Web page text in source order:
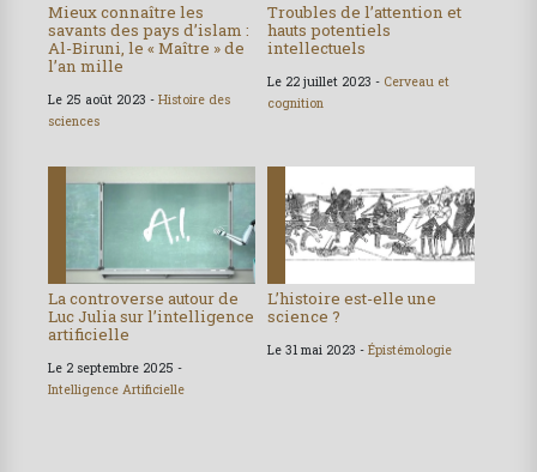
Mieux connaître les
savants des pays d’islam :
Al-Biruni, le « Maître » de
l’an mille
Le 25 août 2023 - Histoire des
sciences
Troubles de l’attention et
hauts potentiels
intellectuels
Le 22 juillet 2023 - Cerveau et
cognition
La controverse autour de
Luc Julia sur l’intelligence
artificielle
Le 2 septembre 2025 -
Intelligence Artificielle
L’histoire est-elle une
science ?
Le 31 mai 2023 - Épistémologie